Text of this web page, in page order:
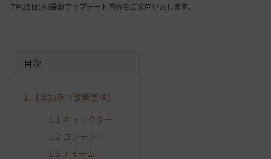
7月25日(木)最新アップデート内容をご案内いたします。
目次
1.【追加及び改善事項】
1.1 キャラクター
1.2 コンテンツ
1.3 アイテム